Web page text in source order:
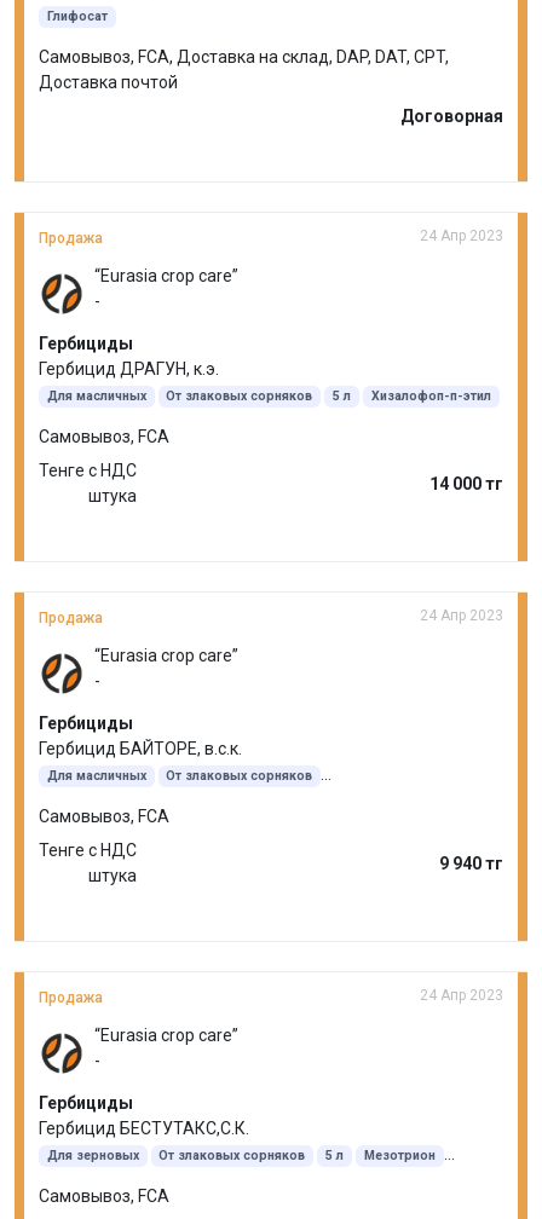
Глифосат
Самовывоз, FCA, Доставка на склад, DAP, DAT, CPT,
Доставка почтой
Договорная
Продажа 24 Апр 2023
“Eurasia crop care”
-
Гербициды
Гербицид ДРАГУН, к.э.
Для масличных От злаковых сорняков 5 л Хизалофоп-п-этил
Самовывоз, FCA
Тенге с НДС
штука
14 000 тг
Продажа 24 Апр 2023
“Eurasia crop care”
-
Гербициды
Гербицид БАЙТОРЕ, в.с.к.
Для масличных
От злаковых сорняков
Самовывоз, FCA
Тенге с НДС
штука
9 940 тг
Продажа 24 Апр 2023
“Eurasia crop care”
-
Гербициды
Гербицид БЕСТУТАКС,С.К.
Для зерновых От злаковых сорняков 5 л
Мезотрион
Самовывоз, FCA